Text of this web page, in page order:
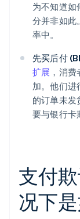
为不知道如
分并非如此
率中。
先买后付
扩展 ，消
加。他们进
的订单未发
要与银行卡
支付
况下